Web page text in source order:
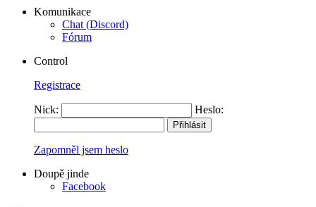
Komunikace
Chat (Discord)
Fórum
Control
Registrace
Nick: Heslo:
Zapomněl jsem heslo
Doupě jinde
Facebook